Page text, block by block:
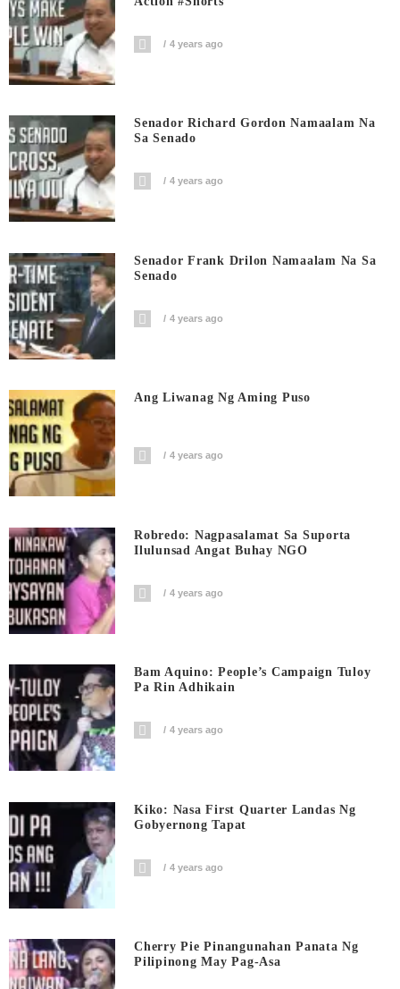
4 years ago
Senador Richard Gordon Namaalam Na
Sa Senado
4 years ago
Senador Frank Drilon Namaalam Na Sa
Senado
4 years ago
Ang Liwanag Ng Aming Puso
4 years ago
Robredo: Nagpasalamat Sa Suporta
Ilulunsad Angat Buhay NGO
4 years ago
Bam Aquino: People’s Campaign Tuloy
Pa Rin Adhikain
4 years ago
Kiko: Nasa First Quarter Landas Ng
Gobyernong Tapat
4 years ago
Cherry Pie Pinangunahan Panata Ng
Pilipinong May Pag-Asa